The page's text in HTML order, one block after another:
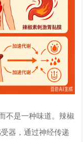
不是一种味道。辣椒
器，通过神经传递